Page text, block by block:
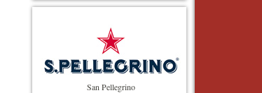
San Pellegrino